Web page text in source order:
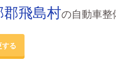
郡飛島村の自動車整
する